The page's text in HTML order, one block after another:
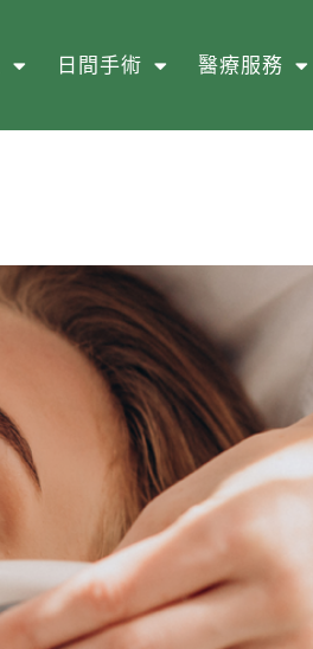
日間手術 醫療服務